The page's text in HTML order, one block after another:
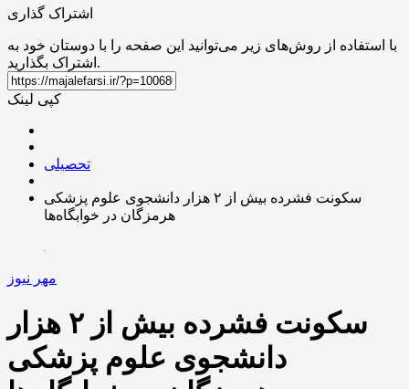
اشتراک گذاری
با استفاده از روش‌های زیر می‌توانید این صفحه را با دوستان خود به
اشتراک بگذارید.
کپی لینک
تحصیلی
سکونت فشرده بیش از ۲ هزار دانشجوی علوم پزشکی
هرمزگان در خوابگاه‌ها
مهر نیوز
سکونت فشرده بیش از ۲ هزار
دانشجوی علوم پزشکی